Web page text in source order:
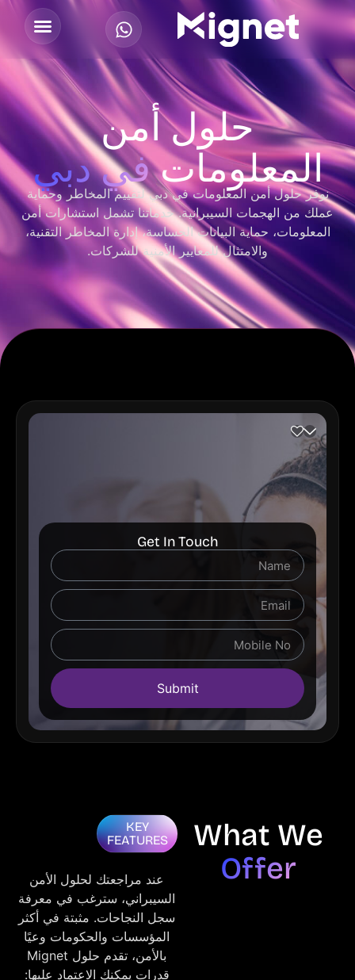
حلول أمن
المعلوماتفي دبي
نوفر حلول أمن المعلومات في دبي لتقييم المخاطر وحماية
عملك من الهجمات السيبرانية. خدماتنا تشمل استشارات أمن
المعلومات، حماية البيانات الحساسة، إدارة المخاطر التقنية،
والامتثال للمعايير الأمنية للشركات.
Get In Touch
Submit
What We
Offer
KEY
FEATURES
عند مراجعتك لحلول الأمن
السيبراني، سترغب في معرفة
سجل النجاحات. مثبتة في أكثر
المؤسسات والحكومات وعيًا
بالأمن، تقدم حلول Mignet
قدرات يمكنك الاعتماد عليها: